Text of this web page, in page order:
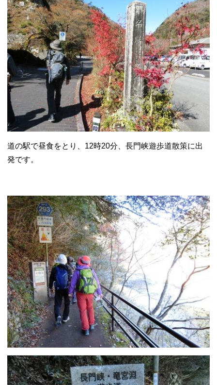
道の駅で昼食をとり、12時20分、長門峡遊歩道散策に出
発です。